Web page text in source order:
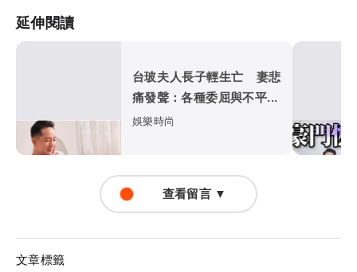
延伸閱讀
台玻夫人長子輕生亡 妻悲
痛發聲：各種委屈與不平...
娛樂時尚
查看留言 ▼
文章標籤